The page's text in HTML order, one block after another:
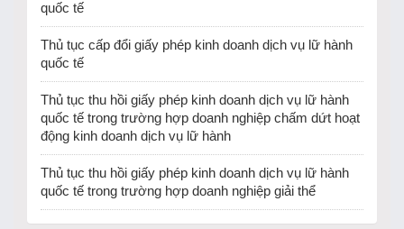
quốc tế
Thủ tục cấp đổi giấy phép kinh doanh dịch vụ lữ hành
quốc tế
Thủ tục thu hồi giấy phép kinh doanh dịch vụ lữ hành
quốc tế trong trường hợp doanh nghiệp chấm dứt hoạt
động kinh doanh dịch vụ lữ hành
Thủ tục thu hồi giấy phép kinh doanh dịch vụ lữ hành
quốc tế trong trường hợp doanh nghiệp giải thể